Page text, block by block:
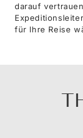
darauf
für Ihre Reise